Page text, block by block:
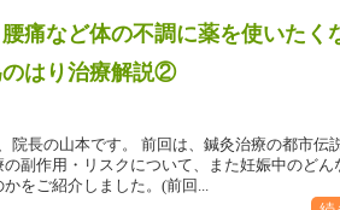
痛など体の不調に薬を使いたく
のはり治療解説②
院長の山本です。 前回は、鍼灸治療の都市伝
副作用・リスクについて、また妊娠中のどん
かをご紹介しました。(前回...